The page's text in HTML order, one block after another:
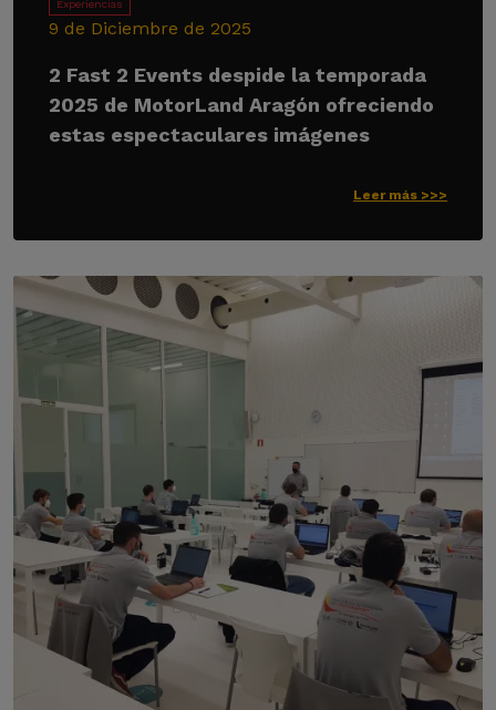
Experiencias
9 de Diciembre de 2025
2 Fast 2 Events despide la temporada
2025 de MotorLand Aragón ofreciendo
estas espectaculares imágenes
Leer más >>>